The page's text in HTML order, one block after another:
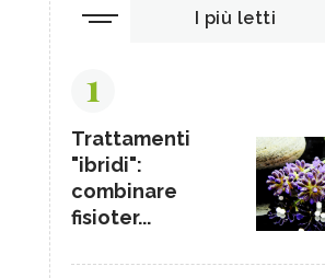
I più letti
1
Trattamenti
"ibridi":
combinare
fisioter...